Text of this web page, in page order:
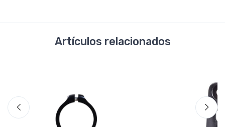
Artículos relacionados